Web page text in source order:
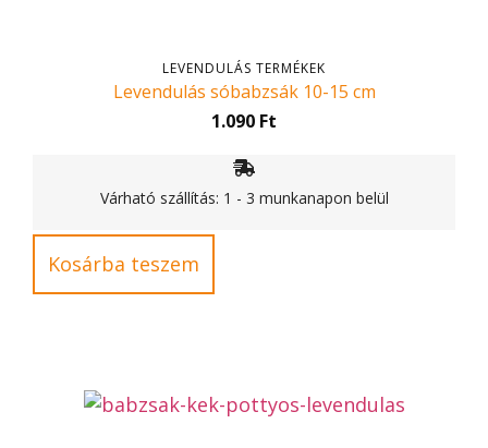
LEVENDULÁS TERMÉKEK
Levendulás sóbabzsák 10-15 cm
1.090 Ft
Várható szállítás: 1 - 3 munkanapon belül
Kosárba teszem